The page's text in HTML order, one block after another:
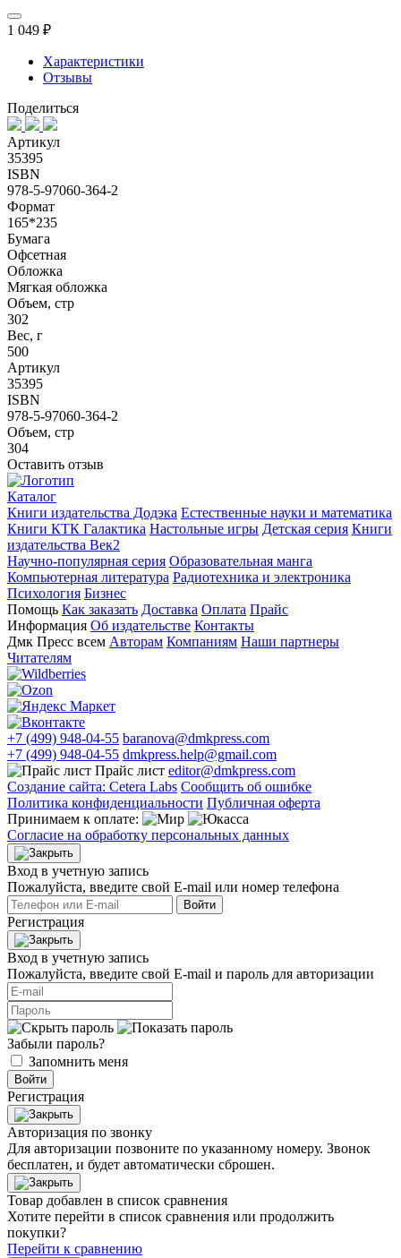
1 049 ₽
Характеристики
Отзывы
Поделиться
Артикул
35395
ISBN
978-5-97060-364-2
Формат
165*235
Бумага
Офсетная
Обложка
Мягкая обложка
Объем, стр
302
Вес, г
500
Артикул
35395
ISBN
978-5-97060-364-2
Объем, стр
304
Оставить отзыв
Каталог
Книги издательства Додэка Естественные науки и математика
Книги КТК Галактика Настольные игры Детская серия Книги
издательства Век2
Научно-популярная серия Образовательная манга
Компьютерная литература Радиотехника и электроника
Психология Бизнес
Помощь Как заказать Доставка Оплата Прайс
Информация Об издательстве Контакты
Дмк Пресс всем Авторам Компаниям Наши партнеры
Читателям
+7 (499) 948-04-55 baranova@dmkpress.com
+7 (499) 948-04-55 dmkpress.help@gmail.com
Прайс лист editor@dmkpress.com
Создание сайта: Cetera Labs Сообщить об ошибке
Политика конфиденциальности Публичная оферта
Принимаем к оплате:
Согласие на обработку персональных данных
Вход в учетную запись
Пожалуйста, введите свой E‑mail или номер телефона
Войти
Регистрация
Вход в учетную запись
Пожалуйста, введите свой E‑mail и пароль для авторизации
Забыли пароль?
Запомнить меня
Войти
Регистрация
Авторизация по звонку
Для авторизации позвоните по указанному номеру. Звонок
бесплатен, и будет автоматически сброшен.
Товар добавлен в список сравнения
Хотите перейти в список сравнения или продолжить
покупки?
Перейти к сравнению